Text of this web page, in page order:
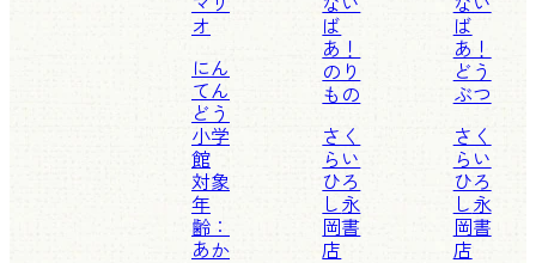
オ
にん
てん
どう
小学
館
対象
年
齢：
あか
ば
あ！
のり
もの
さく
らい
ひろ
し永
岡書
店
ば
あ！
どう
ぶつ
さく
らい
ひろ
し永
岡書
店